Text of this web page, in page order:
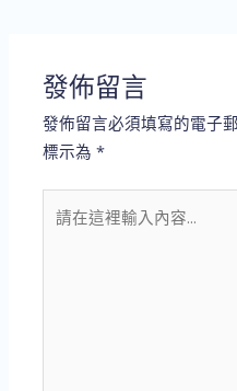
發佈留言
發佈留言必須填寫的電子
標示為*
在